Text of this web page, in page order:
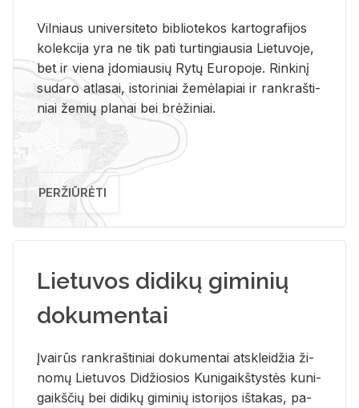
Vil­niaus uni­ver­si­te­to bi­b­lio­te­kos kar­to­gra­fi­jos
ko­lek­ci­ja yra ne tik pati tur­tin­giau­sia Lie­tu­vo­je,
bet ir vie­na įdo­miau­sių Rytų Eu­ro­po­je. Rin­ki­nį
su­da­ro at­la­sai, is­to­ri­niai že­mė­la­piai ir rank­raš­ti­
niai že­mių pla­nai bei brė­ži­niai.
PERŽIŪRĖTI
Lietuvos didikų giminių
dokumentai
Įvai­rūs rank­raš­ti­niai do­ku­men­tai at­sklei­džia ži­
no­mų Lie­tu­vos Di­džio­sios Ku­ni­gaikš­tys­tės ku­ni­
gaikš­čių bei di­di­kų gi­mi­nių is­to­ri­jos iš­ta­kas, pa­